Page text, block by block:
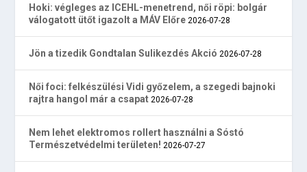
Hoki: végleges az ICEHL-menetrend, női röpi: bolgár
válogatott ütőt igazolt a MÁV Előre 2026-07-28
Jön a tizedik Gondtalan Sulikezdés Akció 2026-07-28
Női foci: felkészülési Vidi győzelem, a szegedi bajnoki
rajtra hangol már a csapat 2026-07-28
Nem lehet elektromos rollert használni a Sóstó
Természetvédelmi területen! 2026-07-27